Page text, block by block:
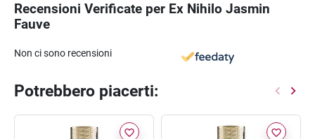
Recensioni Verificate per Ex Nihilo Jasmin
Fauve
Non ci sono recensioni
Potrebbero piacerti:
favorite_border favorite_border